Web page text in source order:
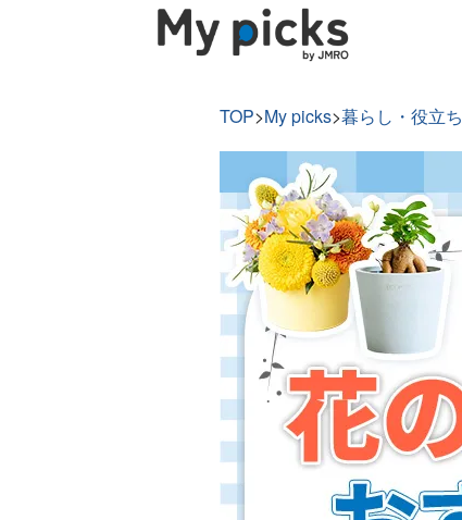
TOP>My picks>暮らし・役立ち